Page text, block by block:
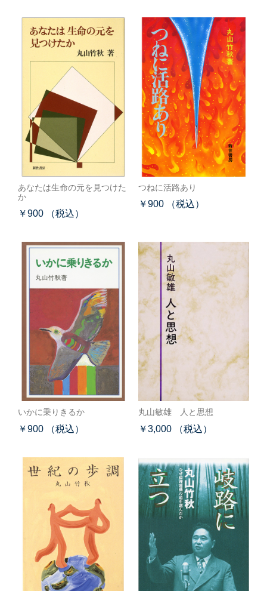
あなたは生命の元を見つけた
か
￥900 （税込）
つねに活路あり
￥900 （税込）
いかに乗りきるか
￥900 （税込）
丸山敏雄 人と思想
￥3,000 （税込）